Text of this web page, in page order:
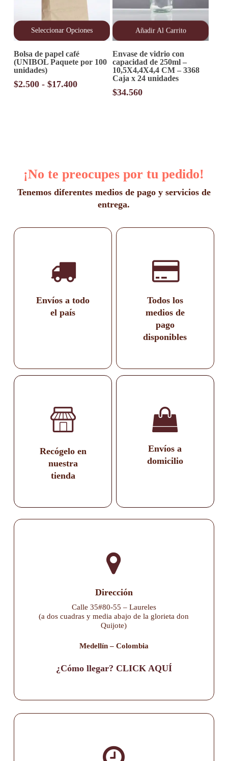
Seleccionar Opciones
producto
tiene
múltiples
variantes.
producto
Bolsa de papel café
(UNIBOL Paquete por 100
unidades)
$2.500 - $17.400Rango
Añadir Al Carrito
Envase de vidrio con
capacidad de 250ml –
10,5X4,4X4,4 CM – 3368
Caja x 24 unidades
$34.560
¡No te preocupes por tu pedido!
Tenemos diferentes medios de pago y servicios de
entrega.
Envíos a todo
el país
Todos los
medios de
pago
disponibles
Recógelo en
nuestra
tienda
Envíos a
domicilio
Dirección
Calle 35#80-55 – Laureles
(a dos cuadras y media abajo de la glorieta don
Quijote)
Medellín – Colombia
¿Cómo llegar? CLICK AQUÍ